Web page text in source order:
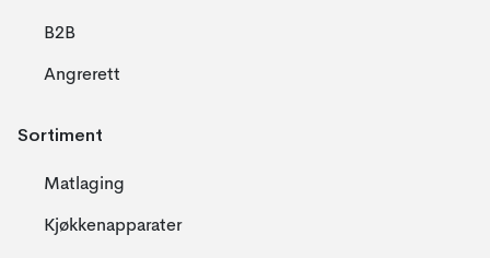
B2B
Angrerett
Sortiment
Matlaging
Kjøkkenapparater